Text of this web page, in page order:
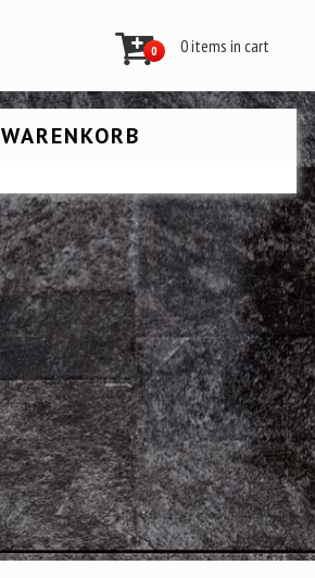
0 0 items in cart
WARENKORB